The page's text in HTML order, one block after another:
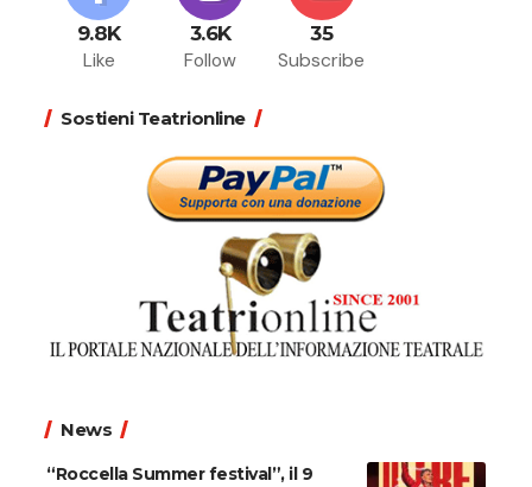
9.8K
Like
3.6K
Follow
35
Subscribe
Sostieni Teatrionline
News
“Roccella Summer festival”, il 9